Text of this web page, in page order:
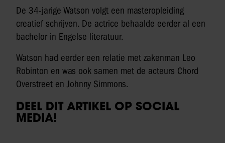
De 34-jarige Watson volgt een masteropleiding
creatief schrijven. De actrice behaalde eerder al een
bachelor in Engelse literatuur.
Watson had eerder een relatie met zakenman Leo
Robinton en was ook samen met de acteurs Chord
Overstreet en Johnny Simmons.
DEEL DIT ARTIKEL OP SOCIAL
MEDIA!